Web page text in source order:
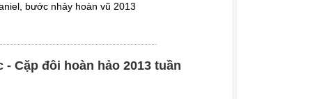
bước nhảy hoàn vũ 2013
Cặp đôi hoàn hảo 2013 tuần